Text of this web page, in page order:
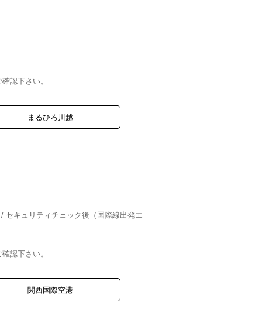
認下さい。
まるひろ川越
キュリティチェック後（国際線出発エ
認下さい。
関西国際空港